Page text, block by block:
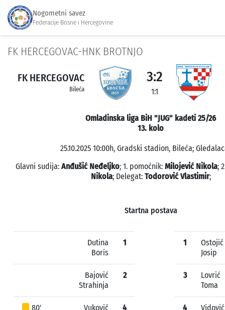
Nogometni savez
Federacije Bosne i Hercegovine
FK HERCEGOVAC-HNK BROTNJO
FK HERCEGOVAC
Bileća
3:2
1:1
Omladinska liga BiH "JUG" kadeti 25/26
13. kolo
25.10.2025 10:00h, Gradski stadion, Bileća;
Glavni sudija: Anđušić Neđeljko; 1. pomoćnik: Milojević Nikola;
Nikola; Delegat: Todorović Vlastimir;
Startna postava
Dutina
Boris
1
Bajović
Strahinja
2
80'
Vuković
4
1
Ostojić
Josip
3
Lovrić
Toma
4
Vidović